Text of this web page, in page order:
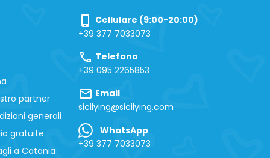
partner
generali
gratuite
a Catania
phone_iphone
Cellulare (9:00-20:00)
+39 377 7033073
call Telefono
+39 095 2265853
mail Email
sicilying@sicilying.com
WhatsApp
+39 377 7033073